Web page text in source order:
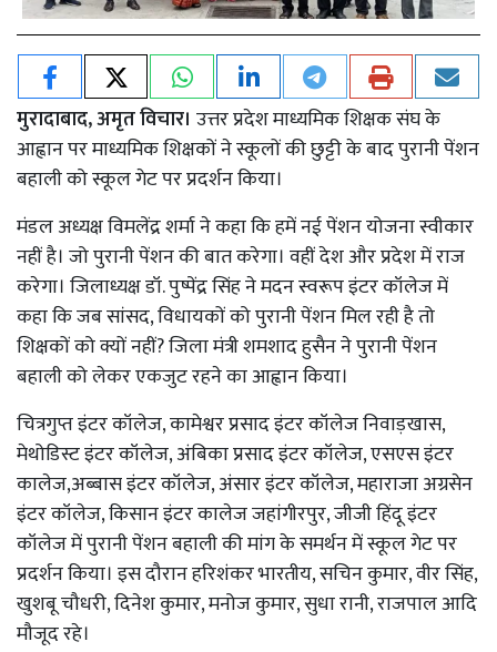
मुरादाबाद, अमृत विचार। उत्तर प्रदेश माध्यमिक शिक्षक संघ के
आह्वान पर माध्यमिक शिक्षकों ने स्कूलों की छुट्टी के बाद पुरानी पेंशन
बहाली को स्कूल गेट पर प्रदर्शन किया।
मंडल अध्यक्ष विमलेंद्र शर्मा ने कहा कि हमें नई पेंशन योजना स्वीकार
नहीं है। जो पुरानी पेंशन की बात करेगा। वहीं देश और प्रदेश में राज
करेगा। जिलाध्यक्ष डॉ. पुष्पेंद्र सिंह ने मदन स्वरूप इंटर कॉलेज में
कहा कि जब सांसद, विधायकों को पुरानी पेंशन मिल रही है तो
शिक्षकों को क्यों नहीं? जिला मंत्री शमशाद हुसैन ने पुरानी पेंशन
बहाली को लेकर एकजुट रहने का आह्वान किया।
चित्रगुप्त इंटर कॉलेज, कामेश्वर प्रसाद इंटर कॉलेज निवाड़खास,
मेथोडिस्ट इंटर कॉलेज, अंबिका प्रसाद इंटर कॉलेज, एसएस इंटर
कालेज,अब्बास इंटर कॉलेज, अंसार इंटर कॉलेज, महाराजा अग्रसेन
इंटर कॉलेज, किसान इंटर कालेज जहांगीरपुर, जीजी हिंदू इंटर
कॉलेज में पुरानी पेंशन बहाली की मांग के समर्थन में स्कूल गेट पर
प्रदर्शन किया। इस दौरान हरिशंकर भारतीय, सचिन कुमार, वीर सिंह,
खुशबू चौधरी, दिनेश कुमार, मनोज कुमार, सुधा रानी, राजपाल आदि
मौजूद रहे।